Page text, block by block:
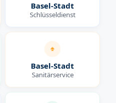
Basel-Stadt
Schlüsseldienst
Basel-Stadt
Sanitärservice